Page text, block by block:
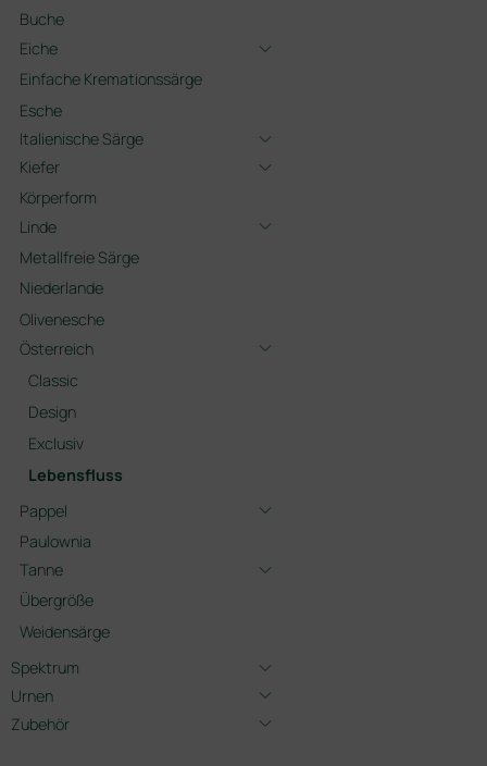
Buche
Eiche
Einfache Kremationssärge
Esche
Italienische Särge
Kiefer
Körperform
Linde
Metallfreie Särge
Niederlande
Olivenesche
Österreich
Classic
Design
Exclusiv
Lebensfluss
Pappel
Paulownia
Tanne
Übergröße
Weidensärge
Spektrum
Urnen
Zubehör